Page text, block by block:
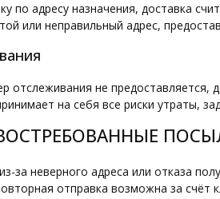
по адресу назначения, доставка
или неправильный адрес,
отслеживания не
на себя все риски утраты,
за неверного адреса или отказа
отправка возможна за счёт